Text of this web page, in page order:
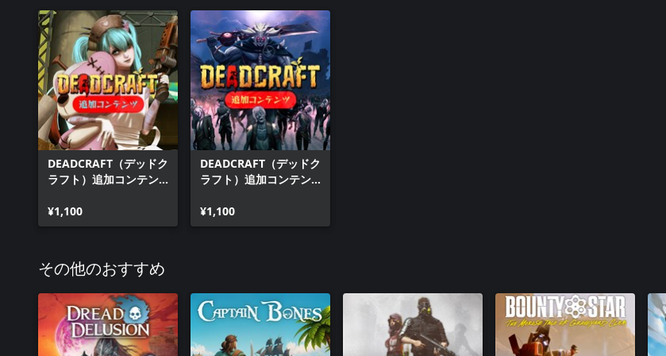
DEADCRAFT（デッドク
ラフト）追加コンテン
プ経営奮闘記」
¥1,100
DEADCRAFT（デッドク
ラフト）追加コンテン
訪者」
¥1,100
その他のおすすめ